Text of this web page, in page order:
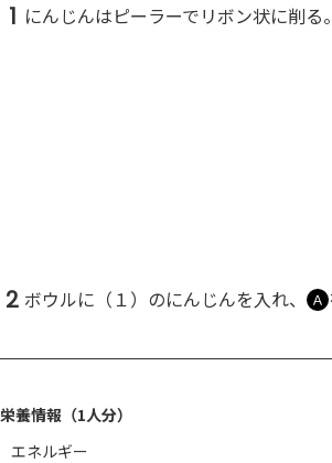
1 にんじんはピーラーでリボン状に削る。
2 ボウルに（１）のにんじんを入れ、 Ａ
栄養情報（1人分）
エネルギー